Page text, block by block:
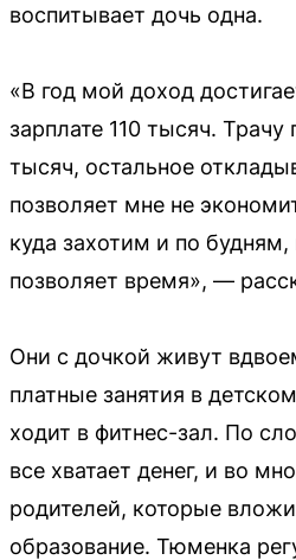
воспитывает дочь одна.
«В год мой доход
зарплате 110 тысяч.
тысяч, остальное
позволяет мне не
куда захотим и по
позволяет время», —
Они с дочкой живут
платные занятия в
ходит в фитнес-зал. По
все хватает денег, и во
родителей, которые
образование. Тюменка